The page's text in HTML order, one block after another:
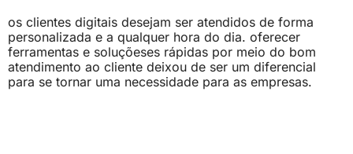
os clientes digitais desejam ser atendidos de forma
personalizada e a qualquer hora do dia. oferecer
ferramentas e soluçõeses rápidas por meio do bom
atendimento ao cliente deixou de ser um diferencial
para se tornar uma necessidade para as empresas.